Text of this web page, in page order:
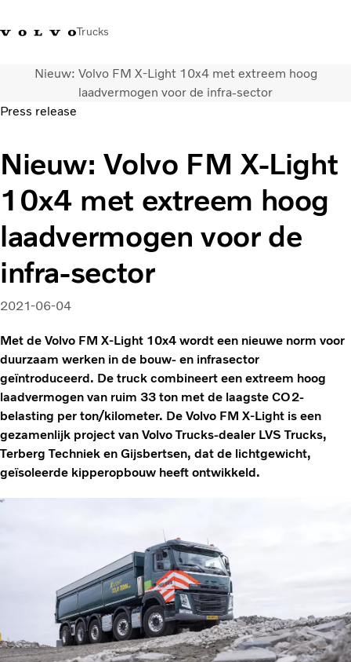
Trucks
Kennis vergroten MerchandiseInloggen Nederland
CO2-reductie
Trucks
Truck Builder
Services
Dealer locator
Nieuws
Over ons
Nieuw: Volvo FM X-Light 10x4 met extreem hoog
laadvermogen voor de infra-sector
Press release
Nieuw: Volvo FM X-Light
10x4 met extreem hoog
laadvermogen voor de
infra-sector
2021-06-04
Met de Volvo FM X-Light 10x4 wordt een nieuwe norm voor
duurzaam werken in de bouw- en infrasector
geïntroduceerd. De truck combineert een extreem hoog
laadvermogen van ruim 33 ton met de laagste CO2-
belasting per ton/kilometer. De Volvo FM X-Light is een
gezamenlijk project van Volvo Trucks-dealer LVS Trucks,
Terberg Techniek en Gijsbertsen, dat de lichtgewicht,
geïsoleerde kipperopbouw heeft ontwikkeld.